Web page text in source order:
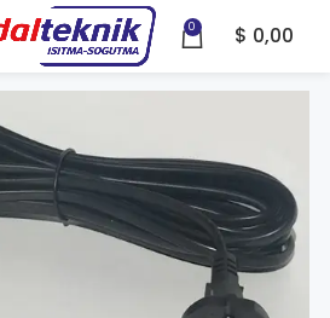
0 $ 0,00